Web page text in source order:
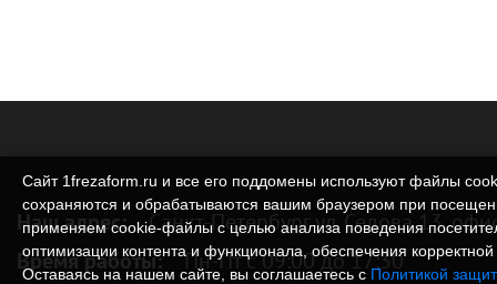
Наш адрес: Санкт-Петербург ул. Седова 13,
Время работы: Пн-Пт с 09:00 до 17:30
Сайт 1frezaform.ru и все его поддомены используют файлы
сохраняются и обрабатываются вашим браузером при
применяем cookie‑файлы с целью анализа поведения
оптимизации контента и функционала, обеспечения
Оставаясь на нашем сайте, вы соглашаетесь с Политикой